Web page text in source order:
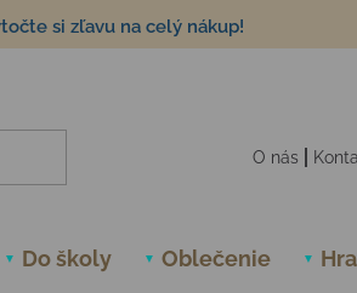
si zľavu na celý nákup!
O nás
Do školy Oblečenie